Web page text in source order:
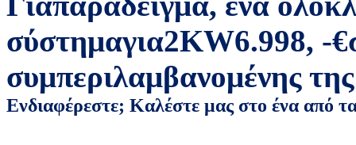
σύστημαγια2KW6.998, -€
συμπεριλαμβανομένης
Ενδιαφέρεστε; Καλέστε μας στο ένα από